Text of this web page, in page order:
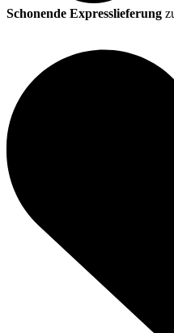
Schonende Expresslieferung